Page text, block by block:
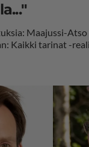
Maajussi-
Kaikki tarinat -